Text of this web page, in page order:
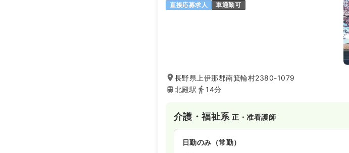
直接応募求人 車通勤可
長野県上伊那郡南箕輪村2380-1079
北殿駅
14分
介護・福祉系正・准看護師
日勤のみ（常勤）